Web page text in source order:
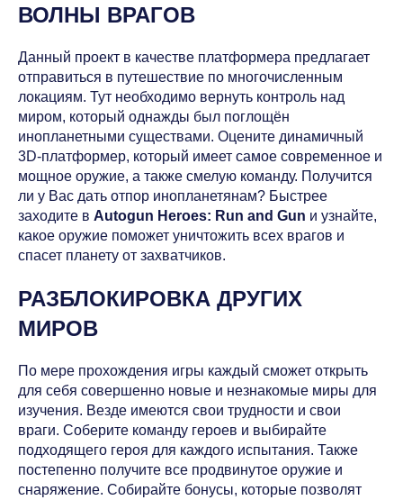
ВОЛНЫ ВРАГОВ
Данный проект в качестве платформера предлагает
отправиться в путешествие по многочисленным
локациям. Тут необходимо вернуть контроль над
миром, который однажды был поглощён
инопланетными существами. Оцените динамичный
3D-платформер, который имеет самое современное и
мощное оружие, а также смелую команду. Получится
ли у Вас дать отпор инопланетянам? Быстрее
заходите в Autogun Heroes: Run and Gun и узнайте,
какое оружие поможет уничтожить всех врагов и
спасет планету от захватчиков.
РАЗБЛОКИРОВКА ДРУГИХ
МИРОВ
По мере прохождения игры каждый сможет открыть
для себя совершенно новые и незнакомые миры для
изучения. Везде имеются свои трудности и свои
враги. Соберите команду героев и выбирайте
подходящего героя для каждого испытания. Также
постепенно получите все продвинутое оружие и
снаряжение. Собирайте бонусы, которые позволят